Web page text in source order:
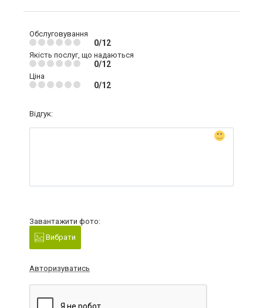
Обслуговування
0/12
Якість послуг, що надаються
0/12
Ціна
0/12
Відгук:
Завантажити фото:
Вибрати
Авторизуватись